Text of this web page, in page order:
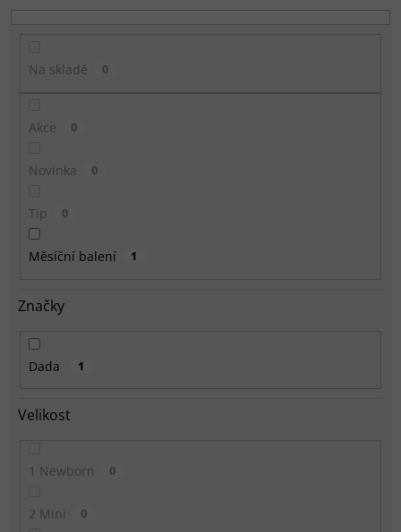
Na skladě 0
Akce 0
Novinka 0
Tip 0
Měsíční balení 1
Značky
Dada 1
Velikost
1 Newborn 0
2 Mini 0